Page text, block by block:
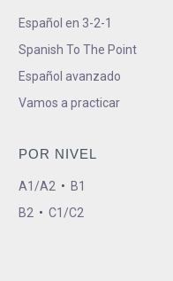
Español en 3-2-1
Spanish To The Point
Español avanzado
Vamos a practicar
POR NIVEL
A1/A2 • B1
B2 • C1/C2